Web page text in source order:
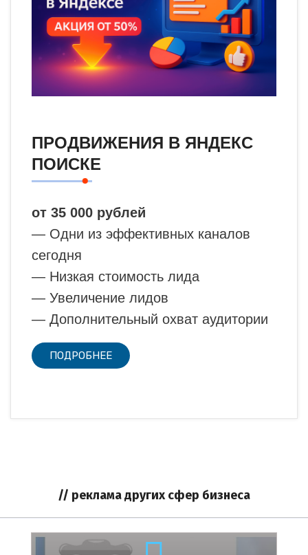
ПРОДВИЖЕНИЯ В ЯНДЕКС
ПОИСКЕ
от 35 000 рублей
— Одни из эффективных каналов
сегодня
— Низкая стоимость лида
— Увеличение лидов
— Дополнительный охват аудитории
ПОДРОБНЕЕ
// реклама других сфер бизнеса